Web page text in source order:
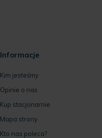
Informacje
Kim jesteśmy
Opinie o nas
Kup stacjonarnie
Mapa strony
Kto nas poleca?